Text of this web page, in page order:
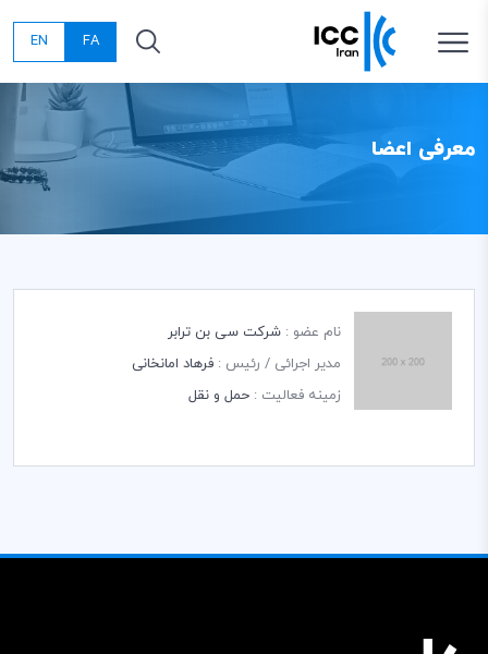
FA
EN
معرفی اعضا
نام عضو : شرکت سی بن ترابر
مدیر اجرائی / رئیس : فرهاد امانخانی
زمینه فعالیت : حمل و نقل